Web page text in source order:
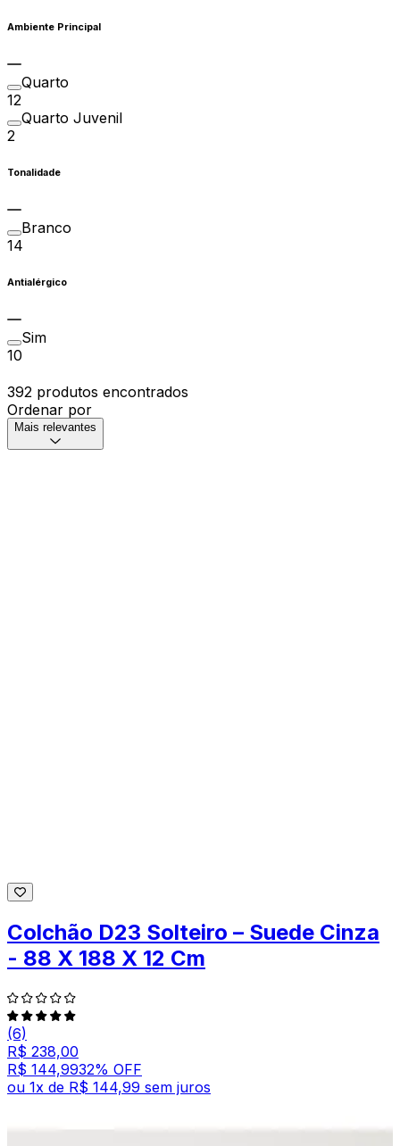
Ambiente Principal
Quarto
12
Quarto Juvenil
2
Tonalidade
Branco
14
Antialérgico
Sim
10
392 produtos encontrados
Ordenar por
Mais relevantes
Colchão D23 Solteiro – Suede Cinza
- 88 X 188 X 12 Cm
(6)
R$ 238,00
R$ 144,9932% OFF
ou 1x de R$ 144,99 sem juros